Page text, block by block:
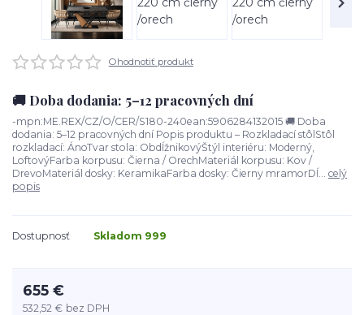
Ohodnotiť produkt
🚚 Doba dodania: 5–12 pracovných dní
-mpn:ME.REX/CZ/O/CER/S180-240ean:5906284132015 🚚 Doba
dodania: 5–12 pracovných dní Popis produktu – Rozkladací stôlStôl
rozkladací: ÁnoTvar stola: ObdĺžnikovýŠtýl interiéru: Moderný,
LoftovýFarba korpusu: Čierna / OrechMateriál korpusu: Kov /
DrevoMateriál dosky: KeramikaFarba dosky: Čierny mramorDĺ... celý
popis
Dostupnosť Skladom 999
655 €
532,52 € bez DPH